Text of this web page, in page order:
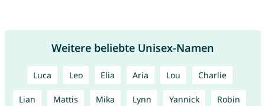
Weitere beliebte Unisex-Namen
Luca Leo Elia Aria Lou Charlie
Lian Mattis Mika Lynn Yannick Robin